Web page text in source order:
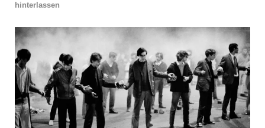
hinterlassen